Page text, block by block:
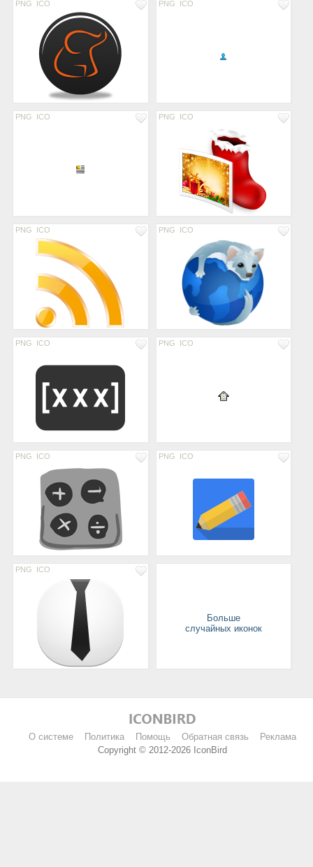
PNG ICO PNG ICO
PNG ICO PNG ICO
PNG ICO PNG ICO
PNG ICO PNG ICO
PNG ICO PNG ICO
PNG ICO
Больше
случайных иконок
О системе Политика Помощь Обратная связь
Реклама
Copyright © 2012-2026 IconBird